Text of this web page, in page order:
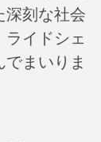
深刻な社会
ライドシェ
まいりま